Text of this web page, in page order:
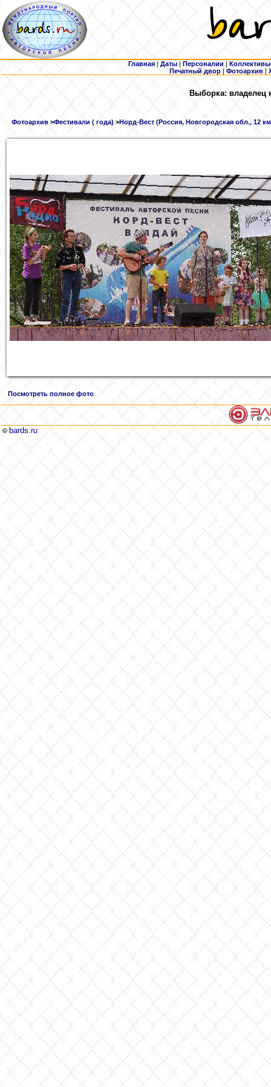
Главная | Даты | Персоналии | Коллективы
Печатный двор |Фотоархив |
Выборка: владелец
Фотоархив >Фестивали ( года) >Норд-Вест (Россия, Новгородская обл., 12
Посмотреть полное фото
© bards.ru